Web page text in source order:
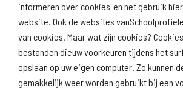
informeren over 'cookies' en het gebruik
website. Ook de websites
van cookies. Maar wat zijn cookies?
bestanden dieuw voorkeuren tijdens het
opslaan op uw eigen computer. Zo kunnen
gemakkelijk weer worden gebruikt bij een
Download
schoolprofiel
Naar